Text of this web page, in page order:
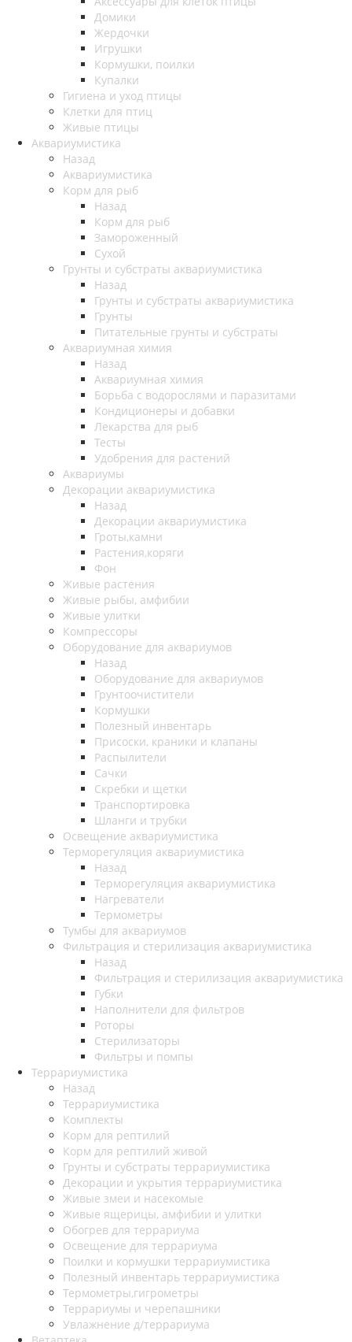
Домики
Жердочки
Игрушки
Кормушки, поилки
Купалки
Гигиена и уход птицы
Клетки для птиц
Живые птицы
Аквариумистика
Назад
Аквариумистика
Корм для рыб
Назад
Корм для рыб
Замороженный
Сухой
Грунты и субстраты аквариумистика
Назад
Грунты и субстраты аквариумистика
Грунты
Питательные грунты и субстраты
Аквариумная химия
Назад
Аквариумная химия
Борьба с водорослями и паразитами
Кондиционеры и добавки
Лекарства для рыб
Тесты
Удобрения для растений
Аквариумы
Декорации аквариумистика
Назад
Декорации аквариумистика
Гроты,камни
Растения,коряги
Фон
Живые растения
Живые рыбы, амфибии
Живые улитки
Компрессоры
Оборудование для аквариумов
Назад
Оборудование для аквариумов
Грунтоочистители
Кормушки
Полезный инвентарь
Присоски, краники и клапаны
Распылители
Сачки
Скребки и щетки
Транспортировка
Шланги и трубки
Освещение аквариумистика
Терморегуляция аквариумистика
Назад
Терморегуляция аквариумистика
Нагреватели
Термометры
Тумбы для аквариумов
Фильтрация и стерилизация аквариумистика
Назад
Фильтрация и стерилизация аквариумистика
Губки
Наполнители для фильтров
Роторы
Стерилизаторы
Фильтры и помпы
Террариумистика
Назад
Террариумистика
Комплекты
Корм для рептилий
Корм для рептилий живой
Грунты и субстраты террариумистика
Декорации и укрытия террариумистика
Живые змеи и насекомые
Живые ящерицы, амфибии и улитки
Обогрев для террариума
Освещение для террариума
Поилки и кормушки террариумистика
Полезный инвентарь террариумистика
Термометры,гигрометры
Террариумы и черепашники
Увлажнение д/террариума